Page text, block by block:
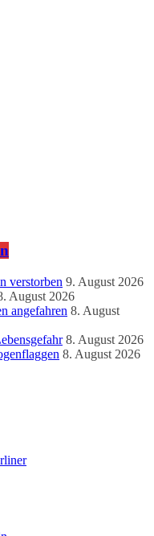
verstorben 9. August 2026
August 2026
angefahren 8. August
8. August 2026
8. August 2026